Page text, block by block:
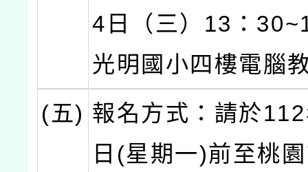
4日（三）13：
光明國小四樓電腦
(五) 報名方式：請於
日(星期一)前至桃